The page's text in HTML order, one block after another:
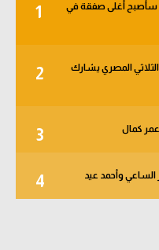
1
سأصبح أغلى صفقة في
2
- الأهلي يبدأ من دور الـ 32.. والثلاثي المصري يشارك
3 عمر كمال
4 الساعي وأحمد عيد